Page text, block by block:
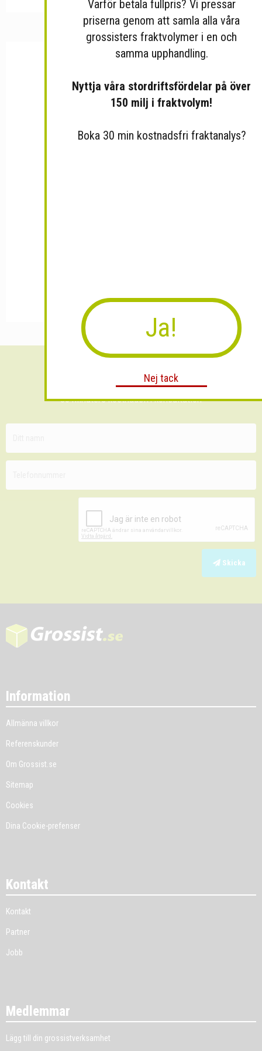
Sänk dina fraktkostnader!
30 minuters kostnadsfri konsultation
Skicka
Information
Allmänna villkor
Referenskunder
Om Grossist.se
Sitemap
Cookies
Dina Cookie-prefenser
Kontakt
Kontakt
Partner
Jobb
Medlemmar
Lägg till din grossistverksamhet
Varför betala fullpris? Vi pressar
priserna genom att samla alla våra
grossisters fraktvolymer i en och
samma upphandling.
Nyttja våra stordriftsfördelar på över
150 milj i fraktvolym!
Boka 30 min kostnadsfri fraktanalys?
Ja!
Nej tack